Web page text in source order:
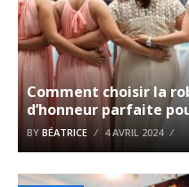
Comment choisir la
d’honneur parfaite
BY BÉATRICE 4 AVRIL 2024